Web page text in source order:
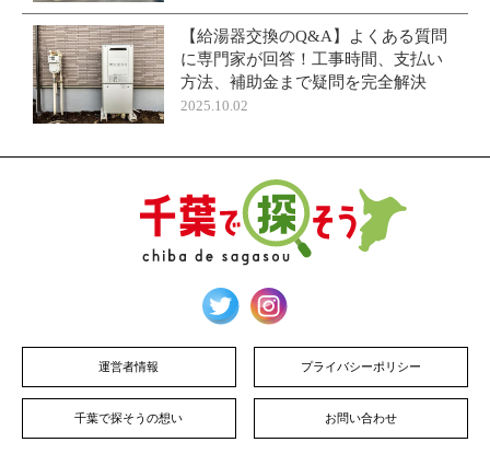
【給湯器交換のQ&A】よくある質問
に専門家が回答！工事時間、支払い
方法、補助金まで疑問を完全解決
2025.10.02
運営者情報 プライバシーポリシー
千葉で探そうの想い お問い合わせ